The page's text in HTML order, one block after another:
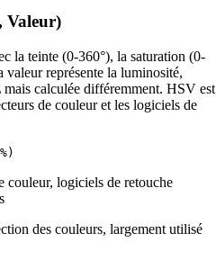
Valeur)
la teinte (0-360°), la saturation (0-
représente la luminosité,
calculée différemment. HSV est
de couleur et les logiciels de
couleur, logiciels de retouche
des couleurs, largement utilisé